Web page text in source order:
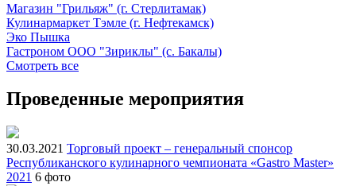
Магазин "Грильяж" (г. Стерлитамак)
Кулинармаркет Тэмле (г. Нефтекамск)
Эко Пышка
Гастроном ООО "Зириклы" (с. Бакалы)
Смотреть все
Проведенные мероприятия
30.03.2021 Торговый проект – генеральный спонсор
Республиканского кулинарного чемпионата «Gastro Master»
2021 6 фото